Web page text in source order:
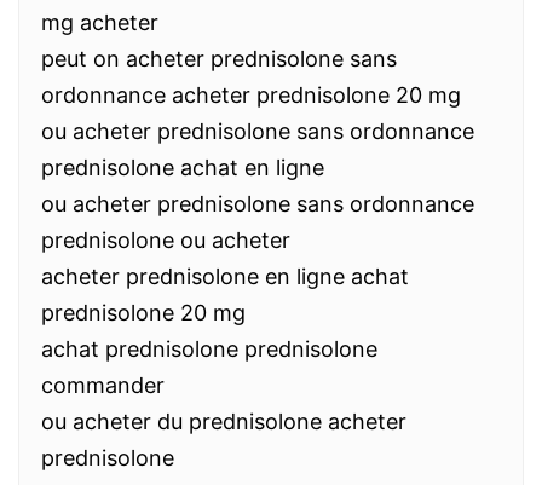
mg acheter
peut on acheter prednisolone sans
ordonnance acheter prednisolone 20 mg
ou acheter prednisolone sans ordonnance
prednisolone achat en ligne
ou acheter prednisolone sans ordonnance
prednisolone ou acheter
acheter prednisolone en ligne achat
prednisolone 20 mg
achat prednisolone prednisolone
commander
ou acheter du prednisolone acheter
prednisolone